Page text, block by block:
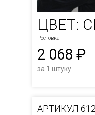
ЦВЕТ:
Ростовка
2 068 ₽
за 1 штуку
АРТИКУЛ